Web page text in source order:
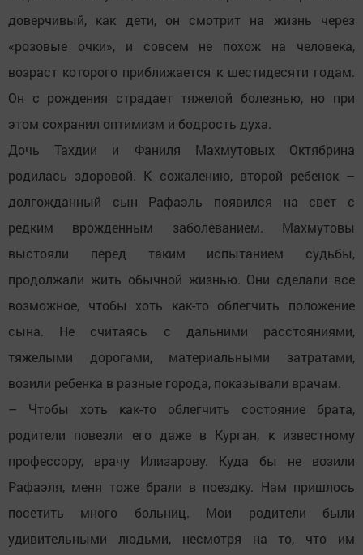
доверчивый, как дети, он смотрит на жизнь через
«розовые очки», и совсем не похож на человека,
возраст которого приближается к шестидесяти годам.
Он с рождения страдает тяжелой болезнью, но при
этом сохранил оптимизм и бодрость духа.
Дочь Тахдии и Фаниля Махмутовых Октябрина
родилась здоровой. К сожалению, второй ребенок –
долгожданный сын Рафаэль появился на свет с
редким врожденным заболеванием. Махмутовы
выстояли перед таким испытанием судьбы,
продолжали жить обычной жизнью. Они сделали все
возможное, чтобы хоть как-то облегчить положение
сына. Не считаясь с дальними расстояниями,
тяжелыми дорогами, материальными затратами,
возили ребенка в разные города, показывали врачам.
– Чтобы хоть как-то облегчить состояние брата,
родители повезли его даже в Курган, к известному
профессору, врачу Илизарову. Куда бы не возили
Рафаэля, меня тоже брали в поездку. Нам пришлось
посетить много больниц. Мои родители были
удивительными людьми, несмотря на то, что им